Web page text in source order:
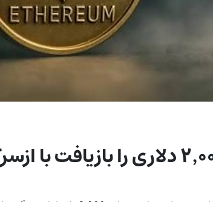
اتریوم حمایت ۲٬۰۰۰ دلاری را